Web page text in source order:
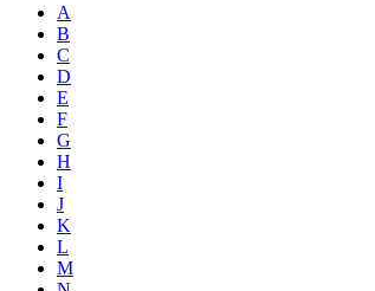
A
B
C
D
E
F
G
H
I
J
K
L
M